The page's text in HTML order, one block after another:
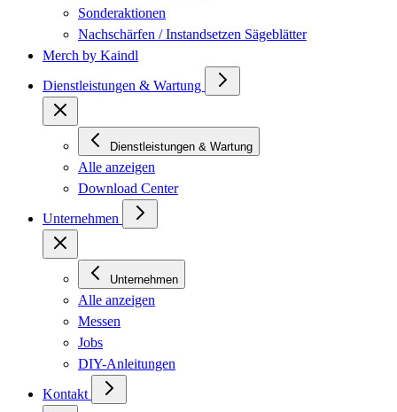
Sonderaktionen
Nachschärfen / Instandsetzen Sägeblätter
Merch by Kaindl
Dienstleistungen & Wartung
Dienstleistungen & Wartung
Alle anzeigen
Download Center
Unternehmen
Unternehmen
Alle anzeigen
Messen
Jobs
DIY-Anleitungen
Kontakt